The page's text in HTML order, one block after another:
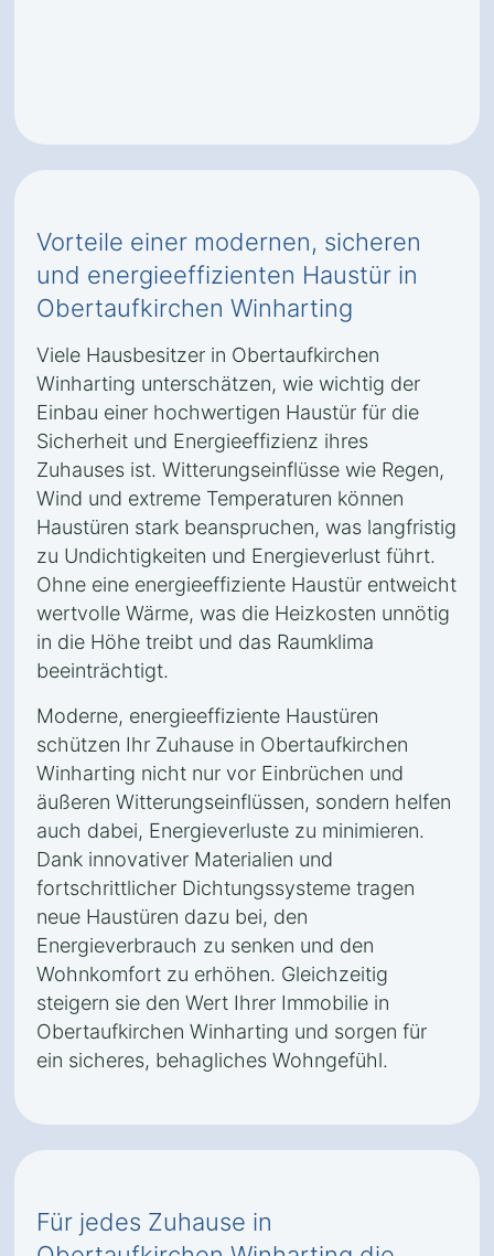
Vorteile einer modernen, sicheren
und energieeffizienten Haustür in
Obertaufkirchen Winharting
Viele Hausbesitzer in Obertaufkirchen
Winharting unterschätzen, wie wichtig der
Einbau einer hochwertigen Haustür für die
Sicherheit und Energieeffizienz ihres
Zuhauses ist. Witterungseinflüsse wie Regen,
Wind und extreme Temperaturen können
Haustüren stark beanspruchen, was langfristig
zu Undichtigkeiten und Energieverlust führt.
Ohne eine energieeffiziente Haustür entweicht
wertvolle Wärme, was die Heizkosten unnötig
in die Höhe treibt und das Raumklima
beeinträchtigt.
Moderne, energieeffiziente Haustüren
schützen Ihr Zuhause in Obertaufkirchen
Winharting nicht nur vor Einbrüchen und
äußeren Witterungseinflüssen, sondern helfen
auch dabei, Energieverluste zu minimieren.
Dank innovativer Materialien und
fortschrittlicher Dichtungssysteme tragen
neue Haustüren dazu bei, den
Energieverbrauch zu senken und den
Wohnkomfort zu erhöhen. Gleichzeitig
steigern sie den Wert Ihrer Immobilie in
Obertaufkirchen Winharting und sorgen für
ein sicheres, behagliches Wohngefühl.
Für jedes Zuhause in